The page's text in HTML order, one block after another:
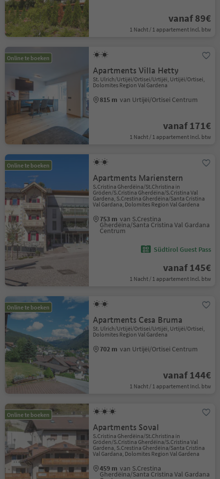
vanaf 89€
1 Nacht / 1 appartement Incl. btw
Online te boeken
Apartments Villa Hetty
St. Ulrich/Urtijëi/Ortisei/Urtijëi, Urtijëi/Ortisei,
Dolomites Region Val Gardena
815 m van Urtijëi/Ortisei Centrum
vanaf 171€
1 Nacht / 1 appartement Incl. btw
Online te boeken
Apartments Marienstern
S.Cristina Gherdëina/St.Christina in
Gröden/S.Cristina Gherdëina/S.Cristina Val
Gardena, S.Crestina Gherdëina/Santa Cristina
Val Gardana, Dolomites Region Val Gardena
753 m van S.Crestina
Gherdëina/Santa Cristina Val Gardana
Centrum
Südtirol Guest Pass
vanaf 145€
1 Nacht / 1 appartement Incl. btw
Online te boeken
Apartments Cesa Bruma
St. Ulrich/Urtijëi/Ortisei/Urtijëi, Urtijëi/Ortisei,
Dolomites Region Val Gardena
702 m van Urtijëi/Ortisei Centrum
vanaf 144€
1 Nacht / 1 appartement Incl. btw
Online te boeken
Apartments Soval
S.Cristina Gherdëina/St.Christina in
Gröden/S.Cristina Gherdëina/S.Cristina Val
Gardena, S.Crestina Gherdëina/Santa Cristina
Val Gardana, Dolomites Region Val Gardena
459 m van S.Crestina
Gherdëina/Santa Cristina Val Gardana